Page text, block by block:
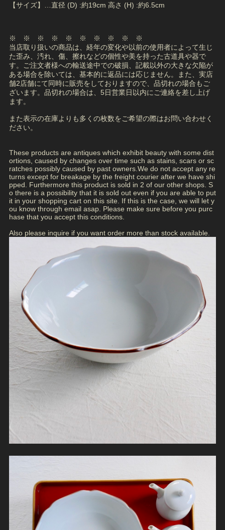
【サイズ】…直径 (D) :約19cm 高さ (H) :約6.5cm
※ ※ ※ ※ ※ ※ ※ ※ ※ ※
当店取り扱いの商品は、経年の変化や以前の使用者によって生じ
た歪み、汚れ、傷、擦れなどの個性や美を持った古道具や器で
す。ご注文者様への輸送途中での破損、記載以外の大きな欠陥が
ある場合を除いては、基本的に返品には応じません。また、実店
舗2店舗にて同時に販売をしておりますので、品切れの場合もご
ざいます。品切れの場合は、5日営業日以内にご連絡を差し上げ
ます。
また表示の在庫よりも多くの枚数をご希望の際はお問い合わせく
ださい。
These products are antiques which exhibit beauty with some dist
ortions, caused by changes over time such as stains, scars or sc
ratches possibly caused by past owners.We do not accept any re
turns except for breakage by the freight courier after we have shi
pped. Furthermore this product is sold in 2 of our other shops. S
o there is a possibility that it is sold out even if you are able to put
it in your shopping cart on this site. If this is the case, we will let y
ou know through email asap. Please make sure before you purc
hase that you accept this conditions.
Also please inquire if you want order more than stock available.